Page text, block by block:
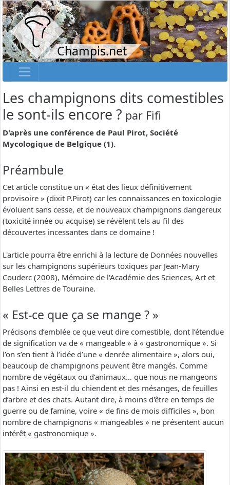
Champis.net
Les champignons dits comestibles
le sont-ils encore ? par Fifi
D'après une conférence de Paul Pirot, Société
Mycologique de Belgique (1).
Préambule
Cet article constitue un « état des lieux définitivement
provisoire » (dixit P.Pirot) car les connaissances en toxicologie
évoluent sans cesse, et de nouveaux champignons dangereux
(toxicité innée ou acquise) se révèlent tels au fil des
découvertes incessantes dans ce domaine !
L'article pourra être enrichi à la lecture de Données nouvelles
sur les champignons supérieurs toxiques par Jean-Mary
Couderc (2008), Mémoire de l'Académie des Sciences, Art et
Belles Lettres de Touraine.
« Est-ce que ça se mange ? »
Précisons d’emblée ce que veut dire comestible, dont l’étendue
de signification va de « mangeable » à « gastronomique ». Si
l’on s’en tient à l’idée d’une « denrée alimentaire », alors oui,
beaucoup de champignons peuvent être mangés. Comme
nombre de végétaux ou d’animaux… que nous ne mangeons
pas ! Ainsi en est-il du chiendent et des mésanges, de feuilles
d’arbre et des chats. Autant dire, à moins d'être en temps de
guerre ou de famine, voire « de fins de mois difficiles », bon
nombre de champignons « mangeables » ne présentent aucun
intérêt « gastronomique ».